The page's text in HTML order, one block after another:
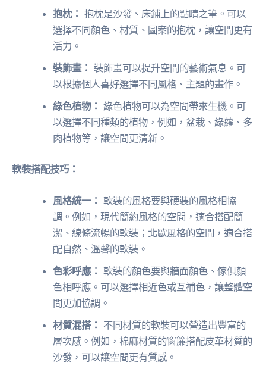
抱枕： 抱枕是沙發、床鋪上的點睛之筆。可以
選擇不同顏色、材質、圖案的抱枕，讓空間更有
活力。
裝飾畫： 裝飾畫可以提升空間的藝術氣息。可
以根據個人喜好選擇不同風格、主題的畫作。
綠色植物： 綠色植物可以為空間帶來生機。可
以選擇不同種類的植物，例如，盆栽、綠蘿、多
肉植物等，讓空間更清新。
軟裝搭配技巧：
風格統一： 軟裝的風格要與硬裝的風格相協
調。例如，現代簡約風格的空間，適合搭配簡
潔、線條流暢的軟裝；北歐風格的空間，適合搭
配自然、溫馨的軟裝。
色彩呼應： 軟裝的顏色要與牆面顏色、傢俱顏
色相呼應。可以選擇相近色或互補色，讓整體空
間更加協調。
材質混搭： 不同材質的軟裝可以營造出豐富的
層次感。例如，棉麻材質的窗簾搭配皮革材質的
沙發，可以讓空間更有質感。